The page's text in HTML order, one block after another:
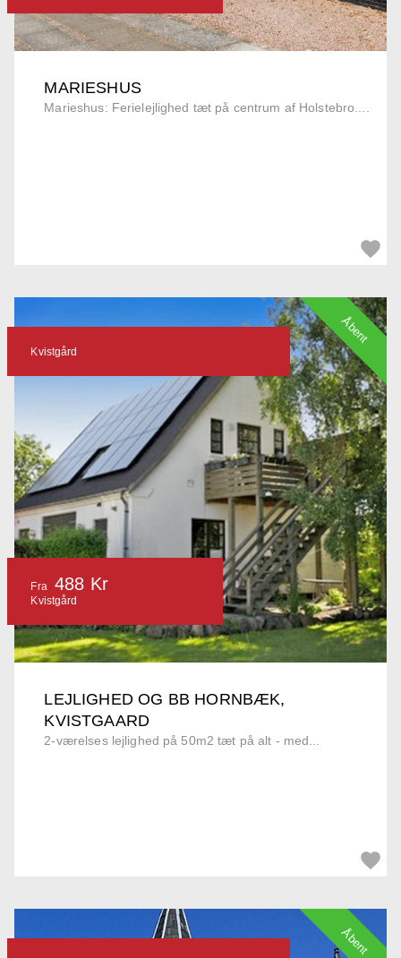
MARIESHUS
Marieshus: Ferielejlighed tæt på centrum af Holstebro....
LEJLIGHED OG BB HORNBÆK,
KVISTGAARD
2-værelses lejlighed på 50m2 tæt på alt - med...
Kvistgård
Fra 488 Kr
Kvistgård
Åbent
Åbent